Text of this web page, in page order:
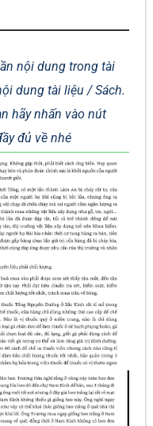
nội dung trong tài
dung tài liệu / Sách.
hãy nhấn vào nút
đủ về nhé